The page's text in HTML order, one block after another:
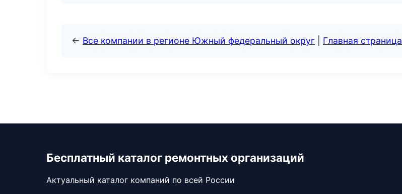
← Все компании в регионе Южный федеральный округ Главная страница
Бесплатный каталог ремонтных организаций
Актуальный каталог компаний по всей России